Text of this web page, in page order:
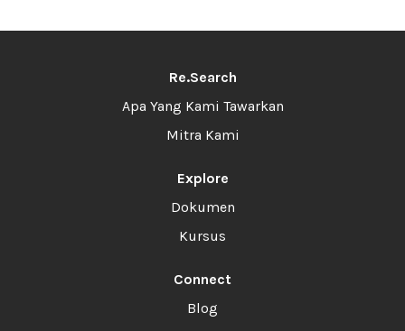
Re.Search
Apa Yang Kami Tawarkan
Mitra Kami
Explore
Dokumen
Kursus
Connect
Blog